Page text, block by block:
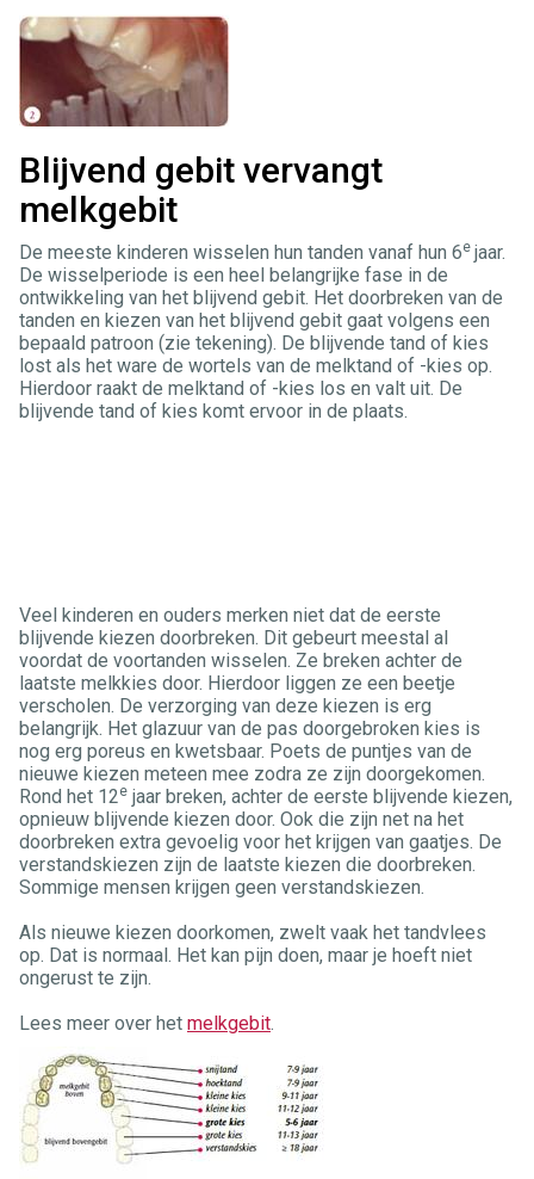
Blijvend gebit vervangt
melkgebit
De meeste kinderen wisselen hun tanden vanaf hun 6e jaar.
De wisselperiode is een heel belangrijke fase in de
ontwikkeling van het blijvend gebit. Het doorbreken van de
tanden en kiezen van het blijvend gebit gaat volgens een
bepaald patroon (zie tekening). De blijvende tand of kies
lost als het ware de wortels van de melktand of -kies op.
Hierdoor raakt de melktand of -kies los en valt uit. De
blijvende tand of kies komt ervoor in de plaats.
Veel kinderen en ouders merken niet dat de eerste
blijvende kiezen doorbreken. Dit gebeurt meestal al
voordat de voortanden wisselen. Ze breken achter de
laatste melkkies door. Hierdoor liggen ze een beetje
verscholen. De verzorging van deze kiezen is erg
belangrijk. Het glazuur van de pas doorgebroken kies is
nog erg poreus en kwetsbaar. Poets de puntjes van de
nieuwe kiezen meteen mee zodra ze zijn doorgekomen.
Rond het 12e jaar breken, achter de eerste blijvende kiezen,
opnieuw blijvende kiezen door. Ook die zijn net na het
doorbreken extra gevoelig voor het krijgen van gaatjes. De
verstandskiezen zijn de laatste kiezen die doorbreken.
Sommige mensen krijgen geen verstandskiezen.
Als nieuwe kiezen doorkomen, zwelt vaak het tandvlees
op. Dat is normaal. Het kan pijn doen, maar je hoeft niet
ongerust te zijn.
Lees meer over het melkgebit.